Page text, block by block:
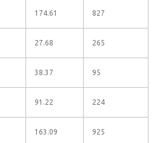
174.61 827
27.68 265
38.37 95
91.22 224
163.09 925